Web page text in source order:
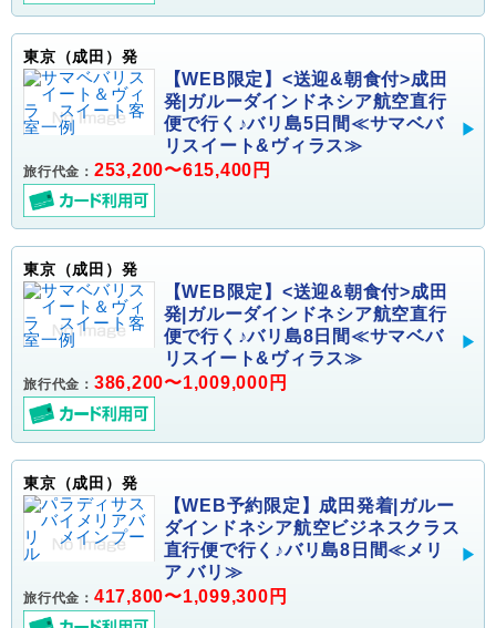
東京（成田）発
【WEB限定】<送迎&朝食付>成田
発|ガルーダインドネシア航空直行
便で行く♪バリ島5日間≪サマベバ
リスイート&ヴィラス≫
旅行代金： 253,200〜615,400円
東京（成田）発
【WEB限定】<送迎&朝食付>成田
発|ガルーダインドネシア航空直行
便で行く♪バリ島8日間≪サマベバ
リスイート&ヴィラス≫
旅行代金： 386,200〜1,009,000円
東京（成田）発
【WEB予約限定】成田発着|ガルー
ダインドネシア航空ビジネスクラス
直行便で行く♪バリ島8日間≪メリ
ア バリ≫
旅行代金： 417,800〜1,099,300円